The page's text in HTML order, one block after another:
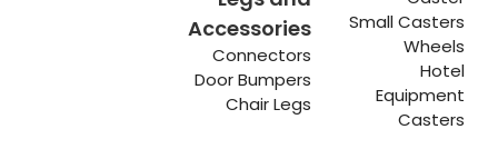
Small Casters
Wheels
Hotel
Equipment
Casters
Accessories
Connectors
Door Bumpers
Chair Legs